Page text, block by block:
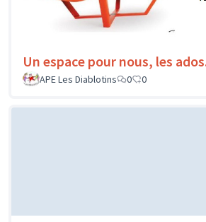
Un espace pour nous, les
APE Les Diablotins
0 0